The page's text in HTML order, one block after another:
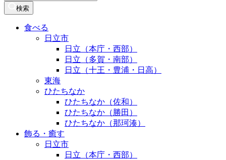
索:
検索
食べる
日立市
日立（本庁・西部）
日立（多賀・南部）
日立（十王・豊浦・日高）
東海
ひたちなか
ひたちなか（佐和）
ひたちなか（勝田）
ひたちなか（那珂湊）
飾る・癒す
日立市
日立（本庁・西部）